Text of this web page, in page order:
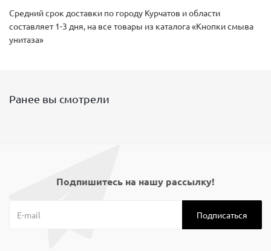
Средний срок доставки по городу Курчатов и области
составляет 1-3 дня, на все товары из каталога «Кнопки смыва
унитаза»
Ранее вы смотрели
Подпишитесь на нашу рассылку!